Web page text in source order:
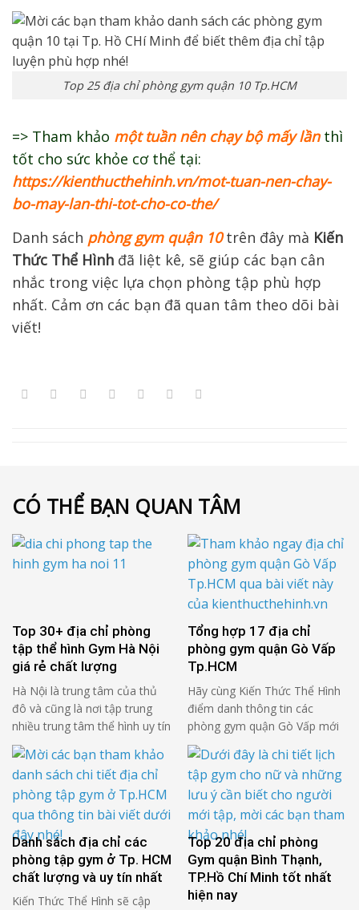
Top 25 địa chỉ phòng gym quận 10 Tp.HCM
=> Tham khảo một tuần nên chạy bộ mấy lầnthì
tốt cho sức khỏe cơ thể tại:
https://kienthucthehinh.vn/mot-tuan-nen-chay-
bo-may-lan-thi-tot-cho-co-the/
Danh sách phòng gym quận 10trên đây mà Kiến
Thức Thể Hình đã liệt kê, sẽ giúp các bạn cân
nhắc trong việc lựa chọn phòng tập phù hợp
nhất. Cảm ơn các bạn đã quan tâm theo dõi bài
viết!
CÓ THỂ BẠN QUAN TÂM
Top 30+ địa chỉ phòng
tập thể hình Gym Hà Nội
giá rẻ chất lượng
Hà Nội là trung tâm của thủ
đô và cũng là nơi tập trung
nhiều trung tâm thể hình uy tín
chất lượng, đáp ứng nhu cầu
tập luyện của nhiều người.
Trong bài viết này, hãy cùng
Kiến Thức Thể Hình điểm qua
Top hơn 30 địa chỉ phòng tập
thể hình Gym Hà …
Tổng hợp 17 địa chỉ
phòng gym quận Gò Vấp
Tp.HCM
Hãy cùng Kiến Thức Thể Hình
điểm danh thông tin các
phòng gym quận Gò Vấp mới
nhất trong bài viết dưới đây,
để lựa chọn ngay cho mình
một phòng tập ưng ý nhất qua
bài viết dưới đây nhé! =>
Tham khảo Top 30 phòng
gym xịn nhất quanh Hà Nội tại:
https://kienthucthehinh.vn/dia-
chi-phong-tap-the-hinh-phong-
tap-gym-ha-noi/ …
Danh sách địa chỉ các
phòng tập gym ở Tp. HCM
chất lượng và uy tín nhất
Kiến Thức Thể Hình sẽ cập
Top 20 địa chỉ phòng
Gym quận Bình Thạnh,
TP.Hồ Chí Minh tốt nhất
hiện nay